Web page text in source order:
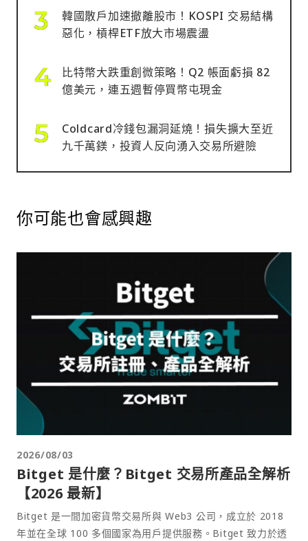
韓國散戶加速撤離股市！KOSPI 交易結構
惡化，槓桿ETF放大市場震盪
比特幣大跌重創微策略！Q2 帳面虧損 82
億美元，連五週暫停買幣屯現金
Coldcard冷錢包漏洞延燒！損失擴大至近
九千萬鎂，投資人反向湧入交易所避險
你可能也會感興趣
2026/08/03
Bitget 是什麼？Bitget 交易所產品全解析
【2026 最新】
Bitget 是一間加密貨幣交易所與 Web3 公司，成立於 2018
年並在全球 100 多個國家為用戶提供服務。Bitget 致力於透